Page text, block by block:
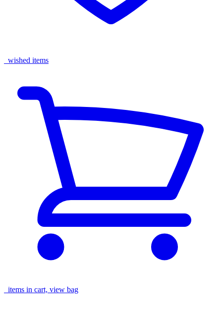
wished items
items in cart, view bag